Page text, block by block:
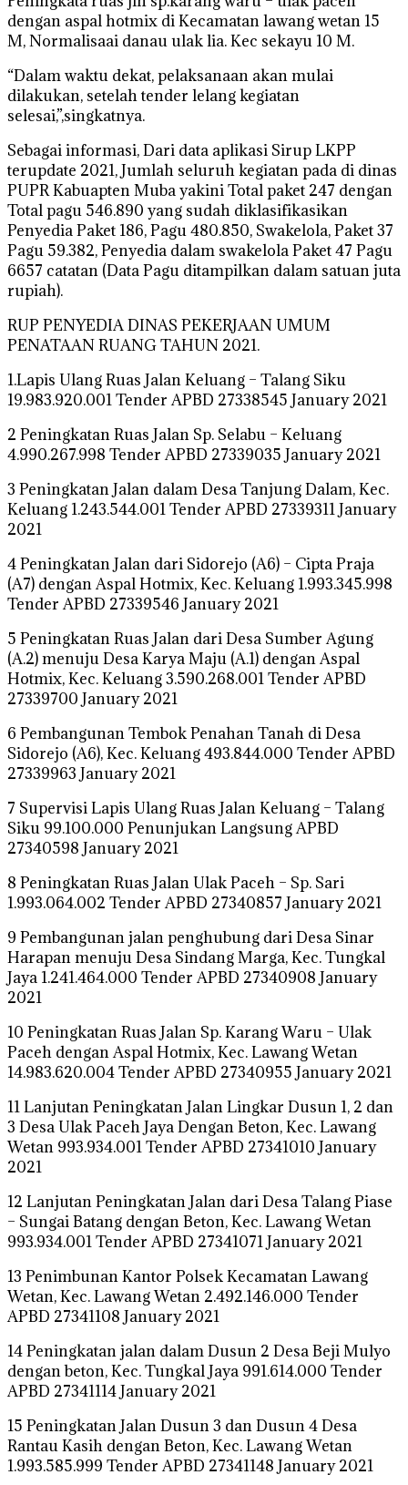
dengan aspal hotmix di Kecamatan lawang wetan 15
M, Normalisaai danau ulak lia. Kec sekayu 10 M.
“Dalam waktu dekat, pelaksanaan akan mulai
dilakukan, setelah tender lelang kegiatan
selesai,”,singkatnya.
Sebagai informasi, Dari data aplikasi Sirup LKPP
terupdate 2021, Jumlah seluruh kegiatan pada di dinas
PUPR Kabuapten Muba yakini Total paket 247 dengan
Total pagu 546.890 yang sudah diklasifikasikan
Penyedia Paket 186, Pagu 480.850, Swakelola, Paket 37
Pagu 59.382, Penyedia dalam swakelola Paket 47 Pagu
6657 catatan (Data Pagu ditampilkan dalam satuan juta
rupiah).
RUP PENYEDIA DINAS PEKERJAAN UMUM
PENATAAN RUANG TAHUN 2021.
1.Lapis Ulang Ruas Jalan Keluang – Talang Siku
19.983.920.001 Tender APBD 27338545 January 2021
2 Peningkatan Ruas Jalan Sp. Selabu – Keluang
4.990.267.998 Tender APBD 27339035 January 2021
3 Peningkatan Jalan dalam Desa Tanjung Dalam, Kec.
Keluang 1.243.544.001 Tender APBD 27339311 January
2021
4 Peningkatan Jalan dari Sidorejo (A6) – Cipta Praja
(A7) dengan Aspal Hotmix, Kec. Keluang 1.993.345.998
Tender APBD 27339546 January 2021
5 Peningkatan Ruas Jalan dari Desa Sumber Agung
(A.2) menuju Desa Karya Maju (A.1) dengan Aspal
Hotmix, Kec. Keluang 3.590.268.001 Tender APBD
27339700 January 2021
6 Pembangunan Tembok Penahan Tanah di Desa
Sidorejo (A6), Kec. Keluang 493.844.000 Tender APBD
27339963 January 2021
7 Supervisi Lapis Ulang Ruas Jalan Keluang – Talang
Siku 99.100.000 Penunjukan Langsung APBD
27340598 January 2021
8 Peningkatan Ruas Jalan Ulak Paceh – Sp. Sari
1.993.064.002 Tender APBD 27340857 January 2021
9 Pembangunan jalan penghubung dari Desa Sinar
Harapan menuju Desa Sindang Marga, Kec. Tungkal
Jaya 1.241.464.000 Tender APBD 27340908 January
2021
10 Peningkatan Ruas Jalan Sp. Karang Waru – Ulak
Paceh dengan Aspal Hotmix, Kec. Lawang Wetan
14.983.620.004 Tender APBD 27340955 January 2021
11 Lanjutan Peningkatan Jalan Lingkar Dusun 1, 2 dan
3 Desa Ulak Paceh Jaya Dengan Beton, Kec. Lawang
Wetan 993.934.001 Tender APBD 27341010 January
2021
12 Lanjutan Peningkatan Jalan dari Desa Talang Piase
– Sungai Batang dengan Beton, Kec. Lawang Wetan
993.934.001 Tender APBD 27341071 January 2021
13 Penimbunan Kantor Polsek Kecamatan Lawang
Wetan, Kec. Lawang Wetan 2.492.146.000 Tender
APBD 27341108 January 2021
14 Peningkatan jalan dalam Dusun 2 Desa Beji Mulyo
dengan beton, Kec. Tungkal Jaya 991.614.000 Tender
APBD 27341114 January 2021
15 Peningkatan Jalan Dusun 3 dan Dusun 4 Desa
Rantau Kasih dengan Beton, Kec. Lawang Wetan
1.993.585.999 Tender APBD 27341148 January 2021